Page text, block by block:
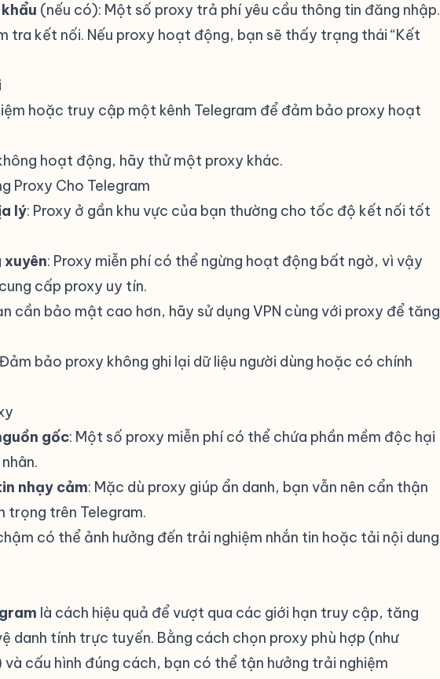
(nếu có): Một số proxy trả phí yêu cầu thông tin đăng nhập.
tra kết nối. Nếu proxy hoạt động, bạn sẽ thấy trạng thái “Kết
hoặc truy cập một kênh Telegram để đảm bảo proxy hoạt
hoạt động, hãy thử một proxy khác.
Proxy Cho Telegram
lý: Proxy ở gần khu vực của bạn thường cho tốc độ kết nối tốt
: Proxy miễn phí có thể ngừng hoạt động bất ngờ, vì vậy
cấp proxy uy tín.
cần bảo mật cao hơn, hãy sử dụng VPN cùng với proxy để tăng
bảo proxy không ghi lại dữ liệu người dùng hoặc có chính
gốc: Một số proxy miễn phí có thể chứa phần mềm độc hại
nhạy cảm: Mặc dù proxy giúp ẩn danh, bạn vẫn nên cẩn thận
trọng trên Telegram.
có thể ảnh hưởng đến trải nghiệm nhắn tin hoặc tải nội dung
là cách hiệu quả để vượt qua các giới hạn truy cập, tăng
danh tính trực tuyến. Bằng cách chọn proxy phù hợp (như
cấu hình đúng cách, bạn có thể tận hưởng trải nghiệm